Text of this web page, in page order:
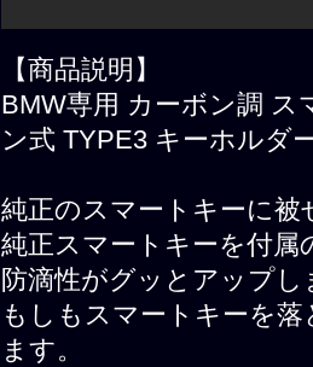
【商品説明】
BMW専用 カーボン調
ン式 TYPE3 キーホルダ
純正のスマートキーに被
純正スマートキーを付
防滴性がグッとアップ
もしもスマートキーを
ます。